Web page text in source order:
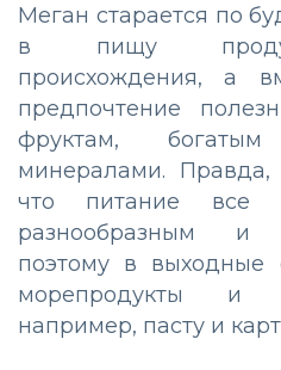
Меган старается по
в пищу
происхождения, а
предпочтение
фруктам,
минералами. Правда,
что питание все
разнообразным и
поэтому в выходные
морепродукты и
например, пасту и